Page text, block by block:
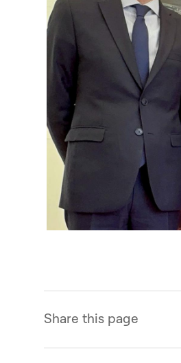
Open image in gallery
Share this page